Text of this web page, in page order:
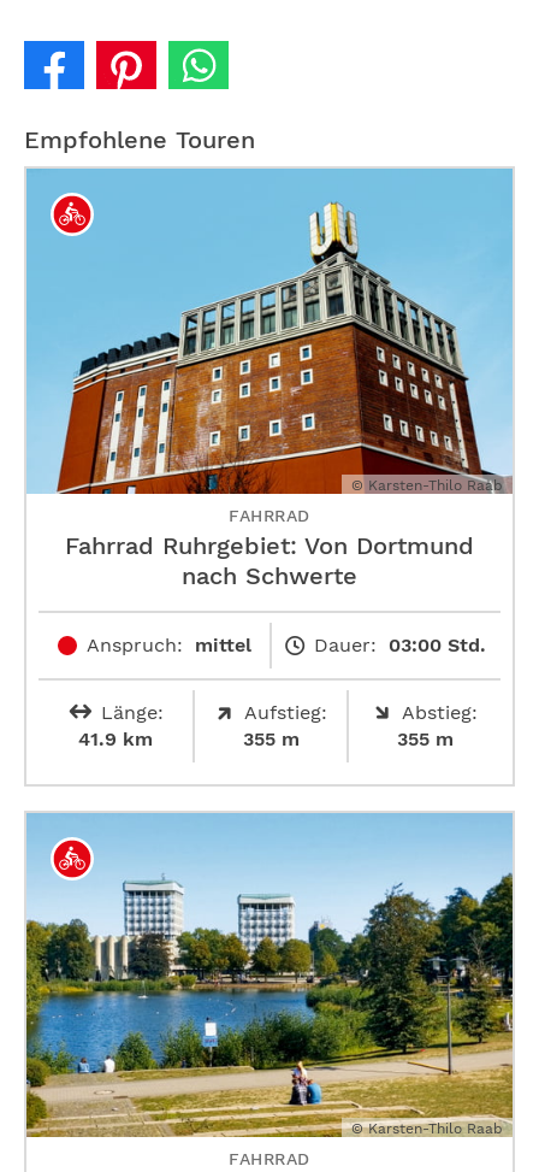
Empfohlene Touren
© Karsten-Thilo Raab
FAHRRAD
Fahrrad Ruhrgebiet: Von Dortmund
nach Schwerte
Anspruch: mittel Dauer: 03:00 Std.
Länge:
41.9 km
Aufstieg:
355 m
Abstieg:
355 m
© Karsten-Thilo Raab
FAHRRAD